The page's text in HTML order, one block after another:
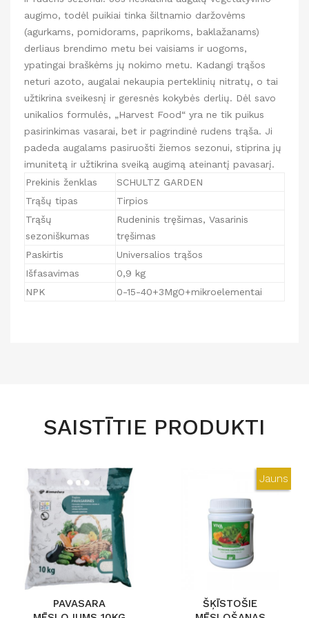
augimo, todėl puikiai tinka šiltnamio daržovėms
(agurkams, pomidorams, paprikoms, baklažanams)
derliaus brendimo metu bei vaisiams ir uogoms,
ypatingai braškėms jų nokimo metu. Kadangi trąšos
neturi azoto, augalai nekaupia perteklinių nitratų, o tai
užtikrina sveikesnį ir geresnės kokybės derlių. Dėl savo
unikalios formulės, „Harvest Food“ yra ne tik puikus
pasirinkimas vasarai, bet ir pagrindinė rudens trąša. Ji
padeda augalams pasiruošti žiemos sezonui, stiprina jų
imunitetą ir užtikrina sveiką augimą ateinantį pavasarį.
Prekinis ženklas
SCHULTZ GARDEN
Trąšų tipas
Tirpios
Trąšų
sezoniškumas
Rudeninis tręšimas, Vasarinis
tręšimas
Paskirtis
Universalios trąšos
Išfasavimas
0,9 kg
NPK
0-15-40+3MgO+mikroelementai
SAISTĪTIE PRODUKTI
PAVASARA
Jauns
ŠĶĪSTOŠIE